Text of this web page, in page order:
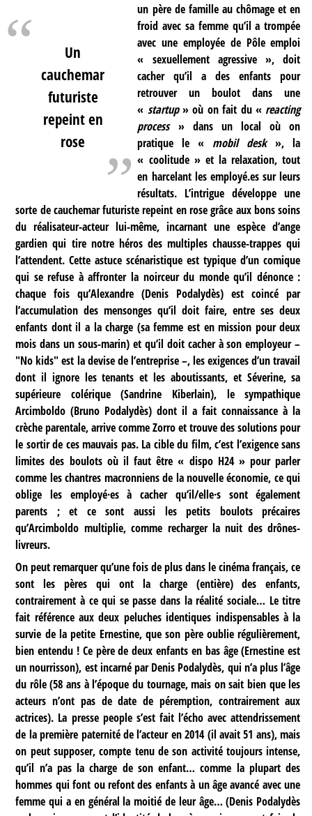
Un
cauchemar
futuriste
repeint en
rose
un père de famille au chômage et en
froid avec sa femme qu’il a trompée
avec une employée de Pôle emploi
« sexuellement agressive », doit
cacher qu’il a des enfants pour
retrouver un boulot dans une
« startup» où on fait du « reacting
process» dans un local où on
pratique le « mobil desk», la
« coolitude » et la relaxation, tout
en harcelant les employé.es sur leurs
résultats. L’intrigue développe une
sorte de cauchemar futuriste repeint en rose grâce aux bons soins
du réalisateur-acteur lui-même, incarnant une espèce d’ange
gardien qui tire notre héros des multiples chausse-trappes qui
l’attendent. Cette astuce scénaristique est typique d’un comique
qui se refuse à affronter la noirceur du monde qu’il dénonce :
chaque fois qu’Alexandre (Denis Podalydès) est coincé par
l’accumulation des mensonges qu’il doit faire, entre ses deux
enfants dont il a la charge (sa femme est en mission pour deux
mois dans un sous-marin) et qu’il doit cacher à son employeur –
"No kids" est la devise de l’entreprise –, les exigences d’un travail
dont il ignore les tenants et les aboutissants, et Séverine, sa
supérieure colérique (Sandrine Kiberlain), le sympathique
Arcimboldo (Bruno Podalydès) dont il a fait connaissance à la
crèche parentale, arrive comme Zorro et trouve des solutions pour
le sortir de ces mauvais pas. La cible du film, c’est l’exigence sans
limites des boulots où il faut être « dispo H24 » pour parler
comme les chantres macronniens de la nouvelle économie, ce qui
oblige les employé·es à cacher qu’il/elle·s sont également
parents ; et ce sont aussi les petits boulots précaires
qu’Arcimboldo multiplie, comme recharger la nuit des drônes-
livreurs.
On peut remarquer qu’une fois de plus dans le cinéma français, ce
sont les pères qui ont la charge (entière) des enfants,
contrairement à ce qui se passe dans la réalité sociale… Le titre
fait référence aux deux peluches identiques indispensables à la
survie de la petite Ernestine, que son père oublie régulièrement,
bien entendu ! Ce père de deux enfants en bas âge (Ernestine est
un nourrisson), est incarné par Denis Podalydès, qui n’a plus l’âge
du rôle (58 ans à l’époque du tournage, mais on sait bien que les
acteurs n’ont pas de date de péremption, contrairement aux
actrices). La presse people s’est fait l’écho avec attendrissement
de la première paternité de l’acteur en 2014 (il avait 51 ans), mais
on peut supposer, compte tenu de son activité toujours intense,
qu’il n’a pas la charge de son enfant… comme la plupart des
hommes qui font ou refont des enfants à un âge avancé avec une
femme qui a en général la moitié de leur âge… (Denis Podalydès